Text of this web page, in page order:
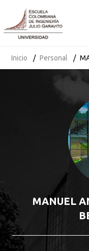
Inicio Personal
MANUEL